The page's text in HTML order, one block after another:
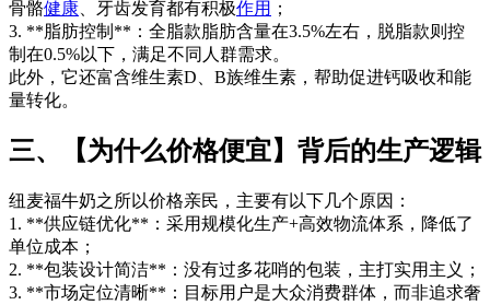
骨骼健康 、牙齿发育都有积极作用 ；
3. **脂肪控制**：全脂款脂肪含量在3.5%左右，脱脂款则控
制在0.5%以下，满足不同人群需求。
此外，它还富含维生素D、B族维生素，帮助促进钙吸收和能
量转化。
三、【为什么价格便宜】背后的生产逻辑
纽麦福牛奶之所以价格亲民，主要有以下几个原因：
1. **供应链优化**：采用规模化生产+高效物流体系，降低了
单位成本；
2. **包装设计简洁**：没有过多花哨的包装，主打实用主义；
3. **市场定位清晰**：目标用户是大众消费群体，而非追求奢